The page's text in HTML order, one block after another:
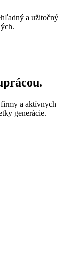
a užitočný
firmy a aktívnych
generácie.